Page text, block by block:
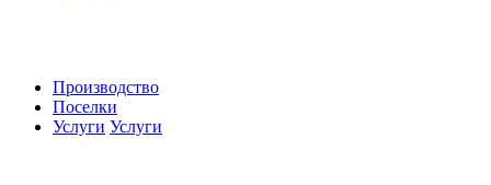
Производство
Поселки
Услуги Услуги